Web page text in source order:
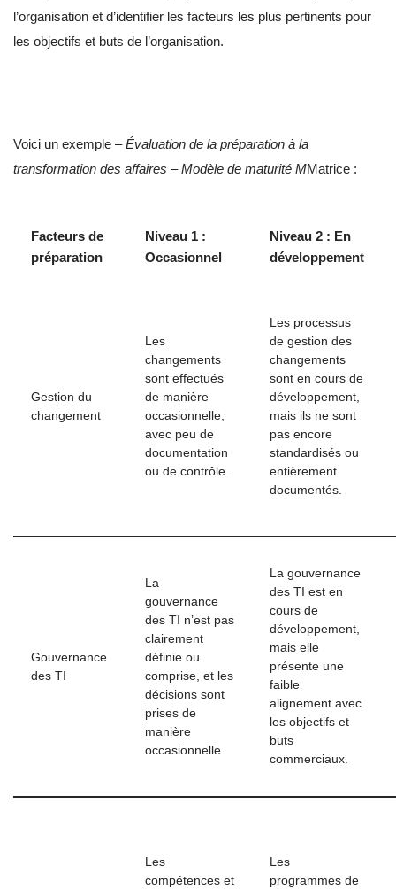
l’organisation et d’identifier les facteurs les plus pertinents pour
les objectifs et buts de l’organisation.
Voici un exemple –Évaluation de la préparation à la
transformation des affaires – Modèle de maturité MMatrice :
Facteurs de
préparation
Niveau 1 :
Occasionnel
Niveau 2 : En
développement
Gestion du
changement
Les
changements
sont effectués
de manière
occasionnelle,
avec peu de
documentation
ou de contrôle.
Les processus
de gestion des
changements
sont en cours de
développement,
mais ils ne sont
pas encore
standardisés ou
entièrement
documentés.
Gouvernance
des TI
La
gouvernance
des TI n’est pas
clairement
définie ou
comprise, et les
décisions sont
prises de
manière
occasionnelle.
La gouvernance
des TI est en
cours de
développement,
mais elle
présente une
faible
alignement avec
les objectifs et
buts
commerciaux.
Les
compétences et
Les
programmes de